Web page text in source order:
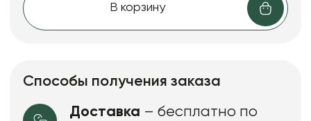
В корзину
Способы получения заказа
Доставка – бесплатно по